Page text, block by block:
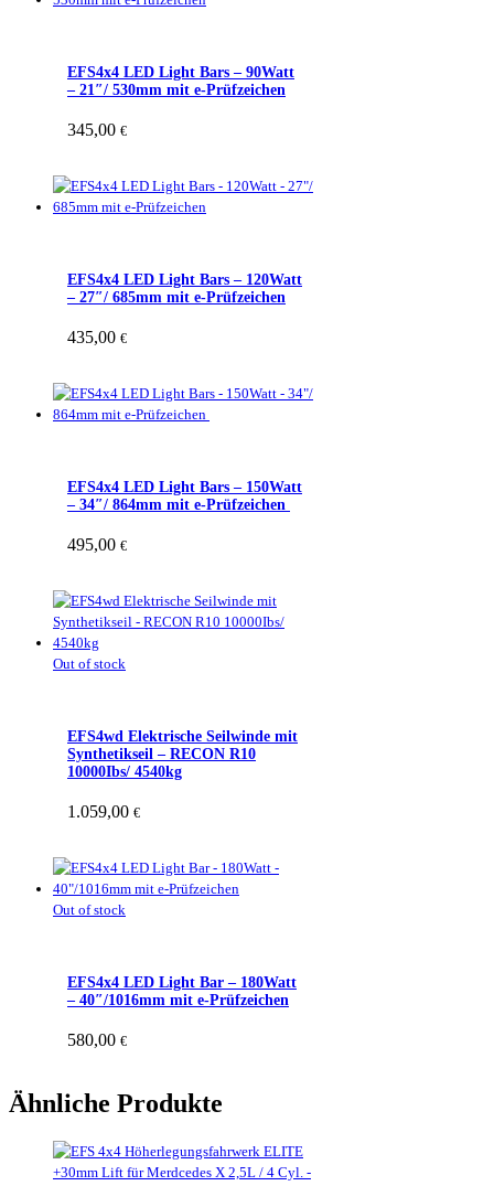
EFS4x4 LED Light Bars – 90Watt
– 21″/ 530mm mit e-Prüfzeichen
345,00 €
EFS4x4 LED Light Bars – 120Watt
– 27″/ 685mm mit e-Prüfzeichen
435,00 €
EFS4x4 LED Light Bars – 150Watt
– 34″/ 864mm mit e-Prüfzeichen
495,00 €
Out of stock
EFS4wd Elektrische Seilwinde mit
Synthetikseil – RECON R10
10000Ibs/ 4540kg
1.059,00 €
Out of stock
EFS4x4 LED Light Bar – 180Watt
– 40″/1016mm mit e-Prüfzeichen
580,00 €
Ähnliche Produkte